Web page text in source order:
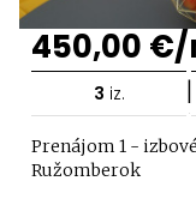
450,00 €/
3 iz. |
Prenájom 1 -
Ružomberok